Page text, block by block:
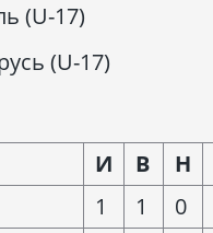
(U-17)
(U-17)
И В Н
1 1 0